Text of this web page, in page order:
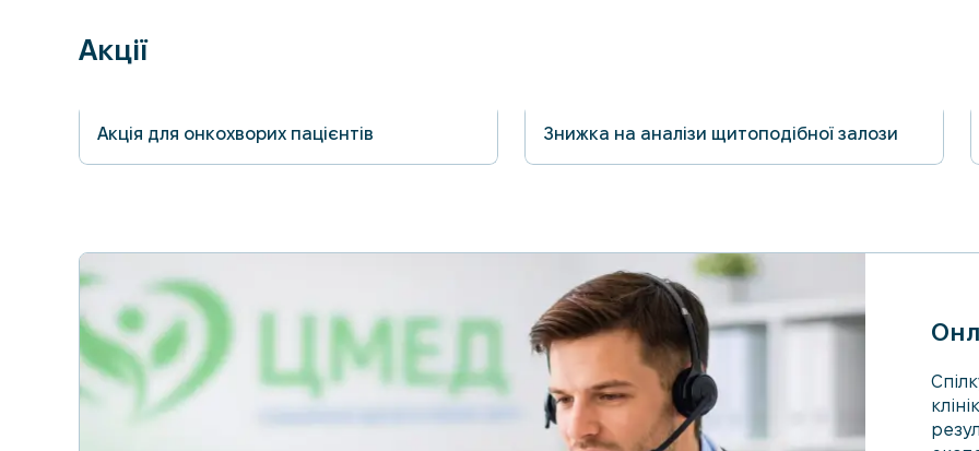
Акції
Акція для онкохворих пацієнтів 31.08.2026
Знижка на аналізи щитоподібної залози